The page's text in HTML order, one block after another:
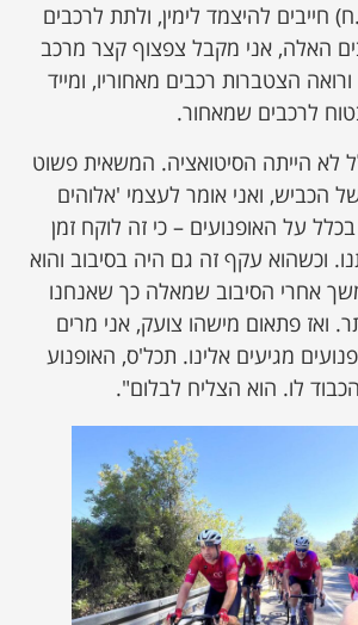
חייבים להיצמד לימין, ולתת לרכבים
האלה, אני מקבל צפצוף קצר מרכב
הצטברות רכבים מאחוריו, ומייד
לרכבים שמאחור.
לא הייתה הסיטואציה. המשאית פשוט
ואני אומר לעצמי 'אלוהים
על האופנועים – כי זה לוקח זמן
וכשהוא עקף זה גם היה בסיבוב והוא
אחרי הסיבוב שמאלה כך שאנחנו
ואז פתאום מישהו צועק, אני מרים
מגיעים אלינו. תכל'ס, האופנוע
לו. הוא הצליח לבלום".